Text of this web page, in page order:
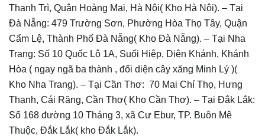
Thanh Trì, Quận Hoàng Mai, Hà Nội( Kho Hà Nội). – Tại
Đà Nẵng: 479 Trường Sơn, Phường Hòa Thọ Tây, Quận
Cẩm Lệ, Thành Phố Đà Nẵng( Kho Đà Nẵng). – Tại Nha
Trang: Số 10 Quốc Lộ 1A, Suối Hiệp, Diên Khánh, Khánh
Hòa ( ngay ngã ba thành , đối diện cây xăng Minh Lý )(
Kho Nha Trang). – Tại Cần Thơ: 70 Mai Chí Thọ, Hưng
Thạnh, Cái Răng, Cần Thơ( Kho Cần Thơ). – Tại Đắk Lắk:
Số 168 đường 10 Tháng 3, xã Cư Ebur, TP. Buôn Mê
Thuộc, Đắk Lắk( kho Đắk Lắk).